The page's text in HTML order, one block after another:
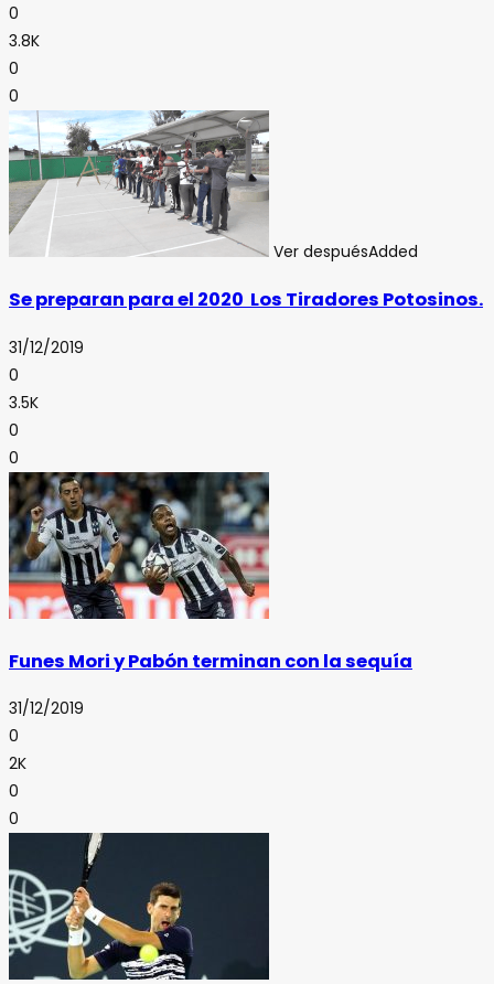
0
3.8K
0
0
Ver despuésAdded
Se preparan para el 2020 Los Tiradores Potosinos.
31/12/2019
0
3.5K
0
0
Funes Mori y Pabón terminan con la sequía
31/12/2019
0
2K
0
0